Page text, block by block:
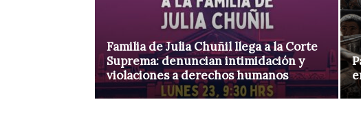
Familia de Julia Chuñil llega a la Corte
Suprema: denuncian intimidación y
violaciones a derechos humanos